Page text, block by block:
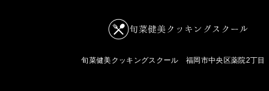
旬菜健美クッキングスクール 福岡市中央区薬院2丁目